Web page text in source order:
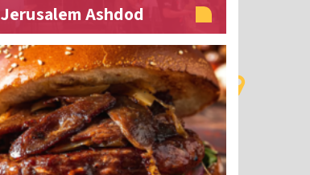
Jerusalem Ashdod